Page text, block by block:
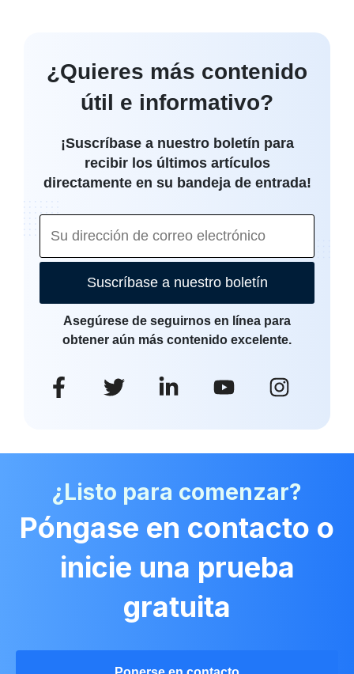
¿Quieres más contenido
útil e informativo?
¡Suscríbase a nuestro boletín para
recibir los últimos artículos
directamente en su bandeja de entrada!
Suscríbase a nuestro boletín
Asegúrese de seguirnos en línea para
obtener aún más contenido excelente.
¿Listo para comenzar?
Póngase en contacto o
inicie una prueba
gratuita